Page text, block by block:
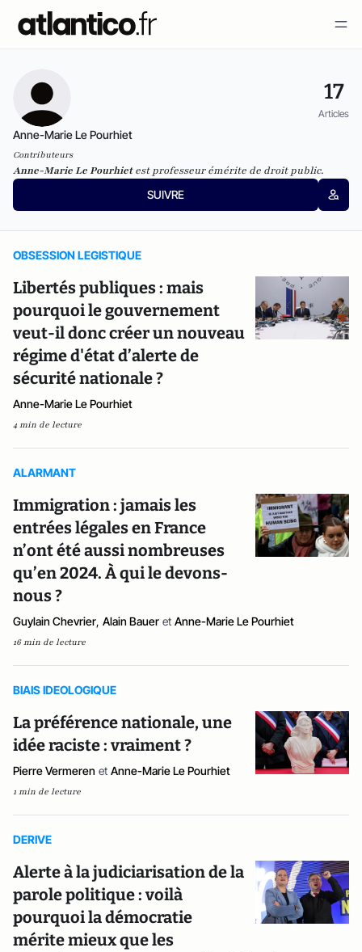
17
Articles
Anne-Marie Le Pourhiet
Contributeurs
Anne-Marie Le Pourhietest professeur émérite de droit public.
SUIVRE
OBSESSION LEGISTIQUE
Libertés publiques : mais
pourquoi le gouvernement
veut-il donc créer un nouveau
régime d'état d’alerte de
sécurité nationale ?
Anne-Marie Le Pourhiet
4 min de lecture
ALARMANT
Immigration : jamais les
entrées légales en France
n’ont été aussi nombreuses
qu’en 2024. À qui le devons-
nous ?
Guylain Chevrier, Alain Bauer et Anne-Marie Le Pourhiet
16 min de lecture
BIAIS IDEOLOGIQUE
La préférence nationale, une
idée raciste : vraiment ?
Pierre Vermeren et Anne-Marie Le Pourhiet
1 min de lecture
DERIVE
Alerte à la judiciarisation de la
parole politique : voilà
pourquoi la démocratie
mérite mieux que les